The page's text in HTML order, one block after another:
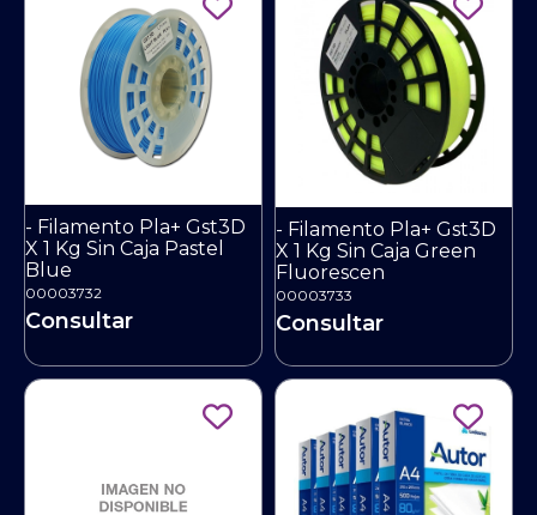
- Filamento Pla+ Gst3D
X 1 Kg Sin Caja Pastel
Blue
00003732
Consultar
- Filamento Pla+ Gst3D
X 1 Kg Sin Caja Green
Fluorescen
00003733
Consultar